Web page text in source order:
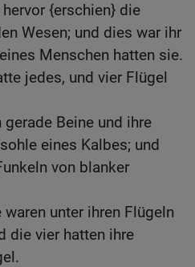
{erschien} die
Wesen; und dies war ihr
Menschen hatten sie.
jedes, und vier Flügel
gerade Beine und ihre
eines Kalbes; und
von blanker
unter ihren Flügeln
die vier hatten ihre